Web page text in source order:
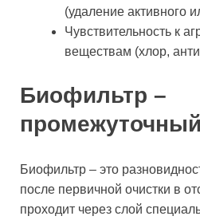
(удаление активного
Чувствительность к
веществам (хлор,
Биофильтр –
Биофильтр – это
после первичной очистки в
проходит через слой